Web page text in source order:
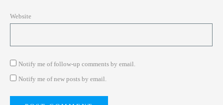
Website
Notify me of follow-up comments by email.
Notify me of new posts by email.